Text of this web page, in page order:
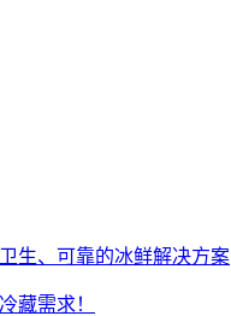
生、可靠的冰鲜解决方案
藏需求！